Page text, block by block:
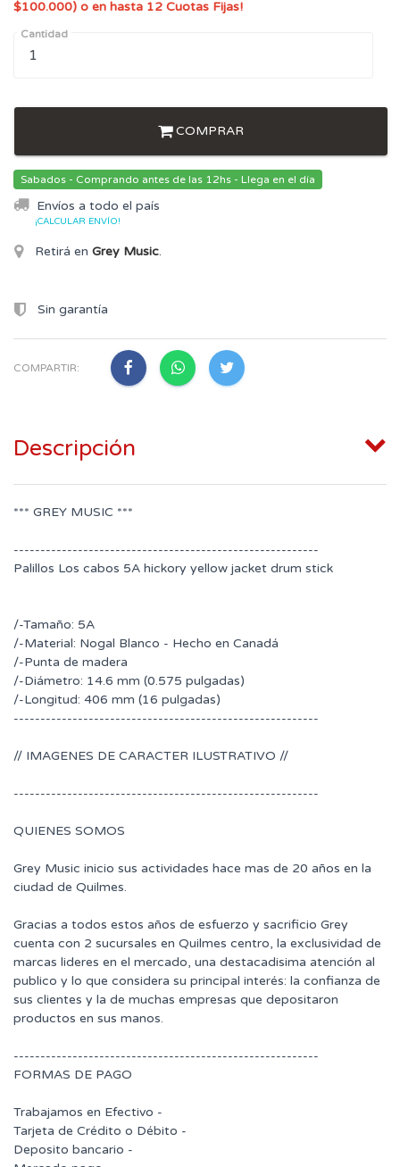
$100.000) o en hasta 12 Cuotas Fijas!
Cantidad
COMPRAR
Sabados - Comprando antes de las 12hs - Llega en el día
Envíos a todo el país
¡CALCULAR ENVÍO!
Retirá en Grey Music.
Sin garantía
COMPARTIR:
Descripción
*** GREY MUSIC ***
---------------------------------------------------------
Palillos Los cabos 5A hickory yellow jacket drum stick
/-Tamaño: 5A
/-Material: Nogal Blanco - Hecho en Canadá
/-Punta de madera
/-Diámetro: 14.6 mm (0.575 pulgadas)
/-Longitud: 406 mm (16 pulgadas)
---------------------------------------------------------
// IMAGENES DE CARACTER ILUSTRATIVO //
---------------------------------------------------------
QUIENES SOMOS
Grey Music inicio sus actividades hace mas de 20 años en la
ciudad de Quilmes.
Gracias a todos estos años de esfuerzo y sacrificio Grey
cuenta con 2 sucursales en Quilmes centro, la exclusividad de
marcas lideres en el mercado, una destacadisima atención al
publico y lo que considera su principal interés: la confianza de
sus clientes y la de muchas empresas que depositaron
productos en sus manos.
---------------------------------------------------------
FORMAS DE PAGO
Trabajamos en Efectivo -
Tarjeta de Crédito o Débito -
Deposito bancario -